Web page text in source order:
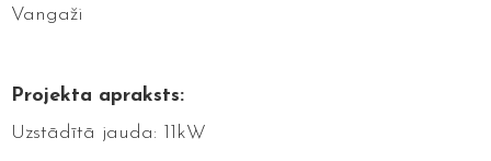
Vangaži
Projekta apraksts:
Uzstādītā jauda: 11kW